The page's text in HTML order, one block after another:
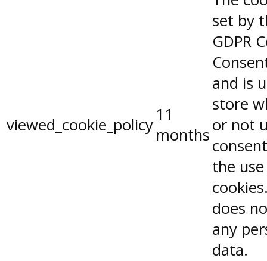
viewed_cookie_policy
11
months
set by
GDPR
and is
store
or not
the
does
any
data.